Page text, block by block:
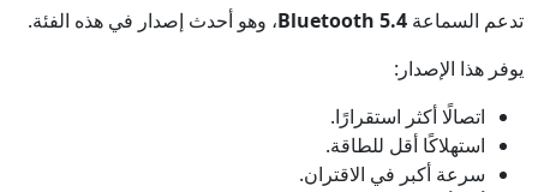
تدعم السماعة Bluetooth 5.4، وهو أحدث إصدار في هذه الفئة.
يوفر هذا الإصدار:
اتصالًا أكثر استقرارًا.
استهلاكًا أقل للطاقة.
سرعة أكبر في الاقتران.